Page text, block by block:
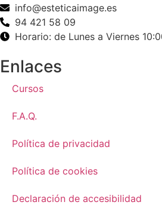
info@esteticaimage.es
94 421 58 09
Horario: de Lunes a Viernes
Enlaces
Cursos
F.A.Q.
Política de privacidad
Política de cookies
Declaración de accesibilidad